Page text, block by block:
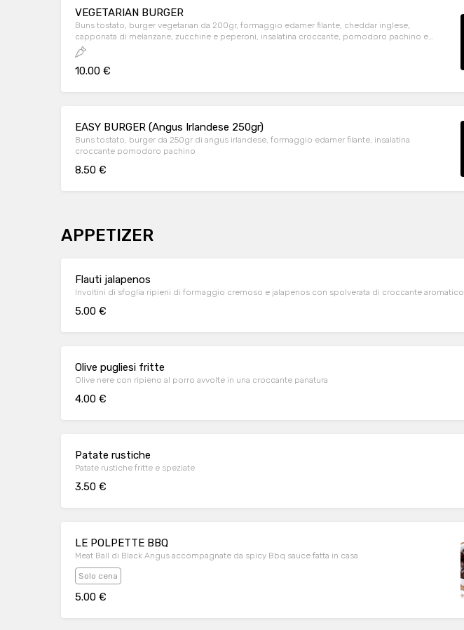
VEGETARIAN BURGER
Buns tostato, burger vegetarian da 200gr, formaggio edamer filante, cheddar inglese,
capponata di melanzane, zucchine e peperoni, insalatina croccante, pomodoro pachino e
maionese light.
10.00 €
EASY BURGER (Angus Irlandese 250gr)
Buns tostato, burger da 250gr di angus irlandese, formaggio edamer filante, insalatina
croccante pomodoro pachino
8.50 €
APPETIZER
Flauti jalapenos
Involtini di sfoglia ripieni di formaggio cremoso e jalapenos con spolverata di croccante aromatico
5.00 €
Olive pugliesi fritte
Olive nere con ripieno al porro avvolte in una croccante panatura
4.00 €
Patate rustiche
Patate rustiche fritte e speziate
3.50 €
LE POLPETTE BBQ
Meat Ball di Black Angus accompagnate da spicy Bbq sauce fatta in casa
Solo cena
5.00 €